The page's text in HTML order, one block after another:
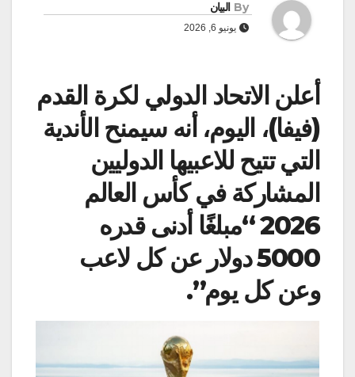
By البيان
يونيو 6, 2026
أعلن الاتحاد الدولي لكرة القدم
(فيفا)، اليوم، أنه سيمنح الأندية
التي تتيح للاعبيها الدوليين
المشاركة في كأس العالم
2026 “مبلغًا أدنى قدره
5000 دولار عن كل لاعب
وعن كل يوم”.